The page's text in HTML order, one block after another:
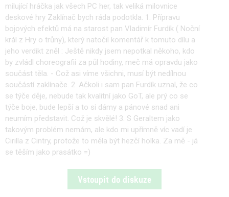
milující hráčka jak všech PC her, tak veliká milovnice
deskové hry Zaklínač bych ráda podotkla. 1. Přípravu
bojových efektů má na starost pan Vladimír Furdík ( Noční
král z Hry o trůny), který natočil komentář k tomuto dílu a
jeho verdikt zněl : Ještě nikdy jsem nepotkal někoho, kdo
by zvládl choreografii za půl hodiny, meč má opravdu jako
součást těla. - Což asi víme všichni, musí být nedílnou
součástí zaklínače. 2. Ačkoli i sam pan Furdík uznal, že co
se týče děje, nebude tak kvalitní jako GoT, ale prý co se
týče boje, bude lepší a to si dámy a pánové snad ani
neumím představit. Což je skvělé! 3. S Geraltem jako
takovým problém nemám, ale kdo mi upřímně víc vadí je
Cirilla z Cintry, protože to měla být hezčí holka. Za mě - já
se těším jako prasátko =)
Vstoupit do diskuze